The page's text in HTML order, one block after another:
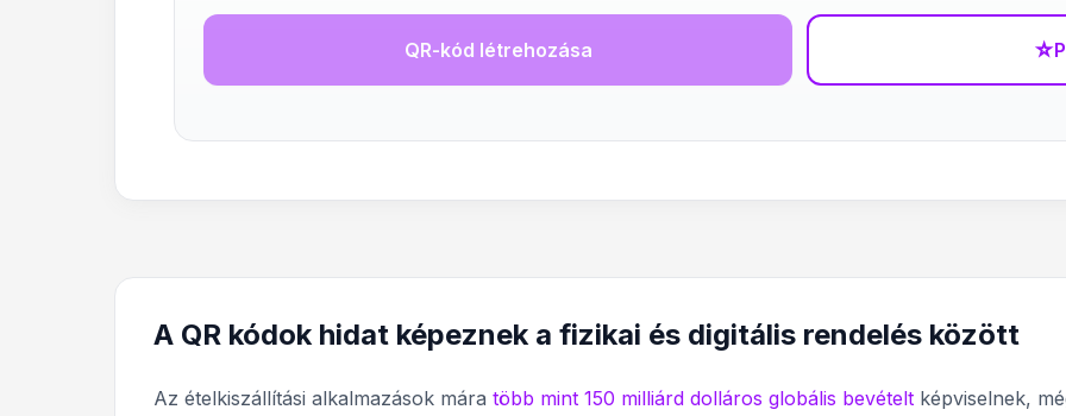
QR-kód létrehozása ☆
A QR kódok hidat képeznek a fizikai és digitális rendelés között
Az ételkiszállítási alkalmazások mára több mint 150 milliárd dolláros globális bevételt képviselnek,